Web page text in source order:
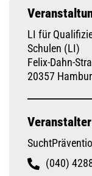
LI für
Schulen (LI)
Felix-Dahn-
20357
Veranstalter
(040)